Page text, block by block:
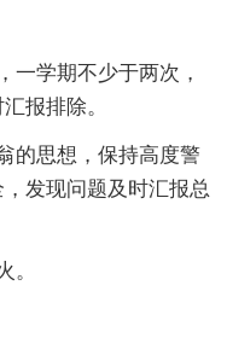
一学期不少于两次，
报排除。
的思想，保持高度警
发现问题及时汇报总
。